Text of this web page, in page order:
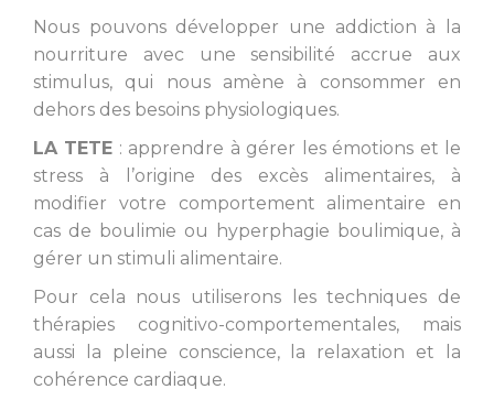
Nous pouvons développer une addiction à la
nourriture avec une sensibilité accrue aux
stimulus, qui nous amène à consommer en
dehors des besoins physiologiques.
LA TETE : apprendre à gérer les émotions et le
stress à l’origine des excès alimentaires, à
modifier votre comportement alimentaire en
cas de boulimie ou hyperphagie boulimique, à
gérer un stimuli alimentaire.
Pour cela nous utiliserons les techniques de
thérapies cognitivo-comportementales, mais
aussi la pleine conscience, la relaxation et la
cohérence cardiaque.